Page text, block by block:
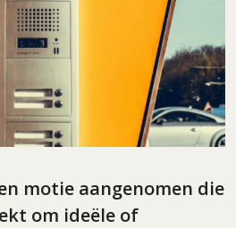
motie aangenomen die
om ideële of